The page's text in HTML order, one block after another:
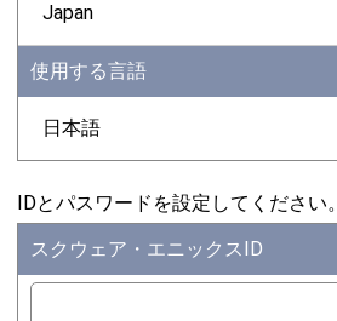
Japan
使用する言語
日本語
IDとパスワードを設定してください。
スクウェア・エニックスID